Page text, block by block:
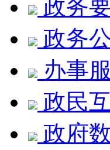
政务
政务
办事
政民
政府